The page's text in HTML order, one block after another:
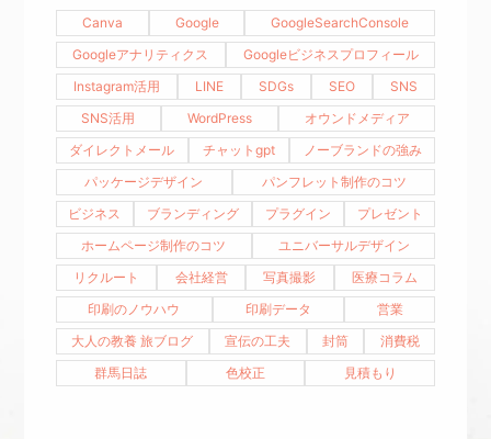
Canva Google
GoogleSearchConsole
Googleアナリティクス
Googleビジネスプロフィール
Instagram活用
LINE SDGs SEO
SNS
SNS活用
WordPress
オウンドメディア
ダイレクトメール
チャットgpt
ノーブランドの強み
パッケージデザイン
パンフレット制作のコツ
ビジネス
ブランディング プラグイン
プレゼント
ホームページ制作のコツ
ユニバーサルデザイン
リクルート
会社経営 写真撮影
医療コラム
印刷のノウハウ
印刷データ
営業
大人の教養 旅ブログ
宣伝の工夫 封筒
消費税
群馬日誌
色校正 見積もり